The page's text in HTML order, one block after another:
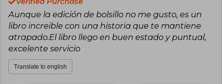
Aunque la edición de bolsillo no me gusto, es un
libro increible con una historia que te mantiene
atrapado.El libro llego en buen estado y puntual,
excelente servicio
Translate to english